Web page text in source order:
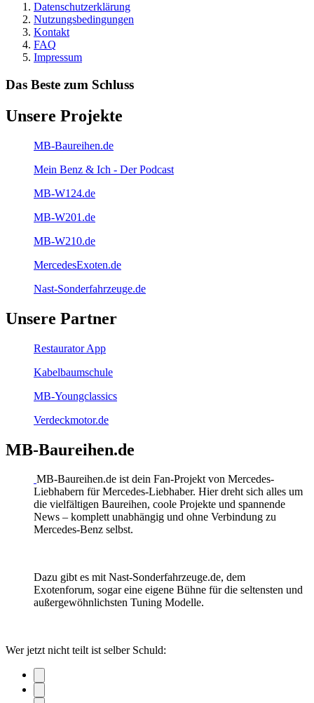
Datenschutzerklärung
Nutzungsbedingungen
Kontakt
FAQ
Impressum
Das Beste zum Schluss
Unsere Projekte
MB-Baureihen.de
Mein Benz & Ich - Der Podcast
MB-W124.de
MB-W201.de
MB-W210.de
MercedesExoten.de
Nast-Sonderfahrzeuge.de
Unsere Partner
Restaurator App
Kabelbaumschule
MB-Youngclassics
Verdeckmotor.de
MB-Baureihen.de
MB-Baureihen.de ist dein Fan-Projekt von Mercedes-
Liebhabern für Mercedes-Liebhaber. Hier dreht sich alles um
die vielfältigen Baureihen, coole Projekte und spannende
News – komplett unabhängig und ohne Verbindung zu
Mercedes-Benz selbst.
Dazu gibt es mit Nast-Sonderfahrzeuge.de, dem
Exotenforum, sogar eine eigene Bühne für die seltensten und
außergewöhnlichsten Tuning Modelle.
Wer jetzt nicht teilt ist selber Schuld: